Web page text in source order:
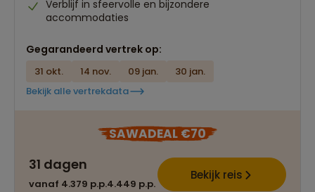
Verblijf in sfeervolle en bijzondere
accommodaties
Gegarandeerd vertrek op:
31 okt. 14 nov. 09 jan.
30 jan.
Bekijk alle vertrekdata
SAWADEAL €70
31 dagen
vanaf 4.379 p.p.4.449 p.p.
Bekijk reis